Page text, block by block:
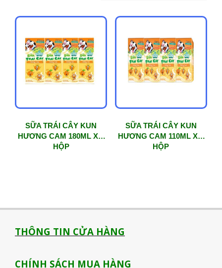
mức
SỮA TRÁI CÂY KUN
HƯƠNG CAM 180ML X 4
HỘP
SỮA TRÁI CÂY KUN
HƯƠNG CAM 110ML X 4
HỘP
THÔNG TIN CỬA HÀNG
CHÍNH SÁCH MUA HÀNG